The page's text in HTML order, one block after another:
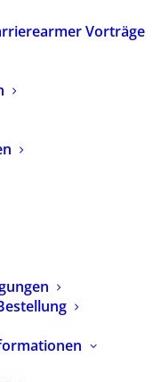
Vorträge
Beck.
sein?
Newsletter.